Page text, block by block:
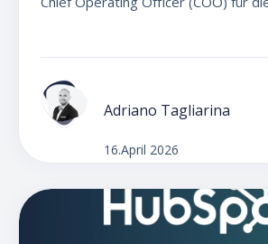
Adriano Tagliarina
16.April 2026